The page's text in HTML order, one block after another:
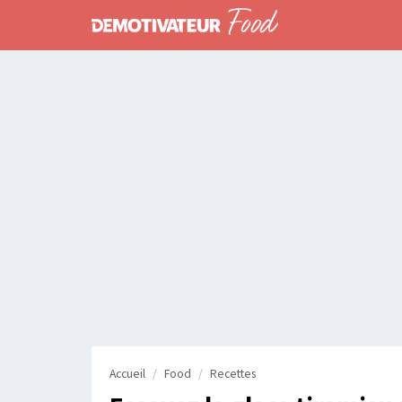
Accueil Food Recettes